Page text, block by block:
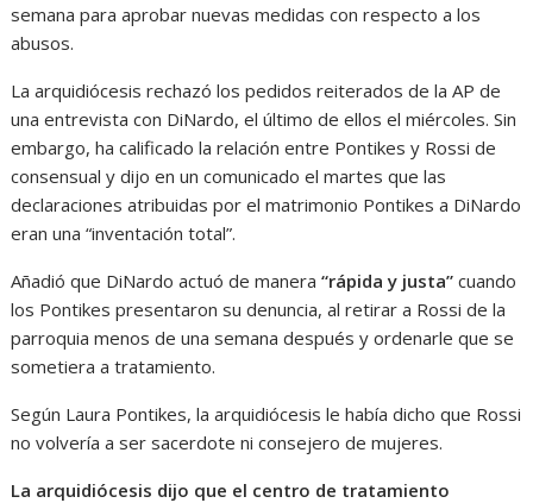
semana para aprobar nuevas medidas con respecto a los
abusos.
La arquidiócesis rechazó los pedidos reiterados de la AP de
una entrevista con DiNardo, el último de ellos el miércoles. Sin
embargo, ha calificado la relación entre Pontikes y Rossi de
consensual y dijo en un comunicado el martes que las
declaraciones atribuidas por el matrimonio Pontikes a DiNardo
eran una “inventación total”.
Añadió que DiNardo actuó de manera“rápida y justa” cuando
los Pontikes presentaron su denuncia, al retirar a Rossi de la
parroquia menos de una semana después y ordenarle que se
sometiera a tratamiento.
Según Laura Pontikes, la arquidiócesis le había dicho que Rossi
no volvería a ser sacerdote ni consejero de mujeres.
La arquidiócesis dijo que el centro de tratamiento